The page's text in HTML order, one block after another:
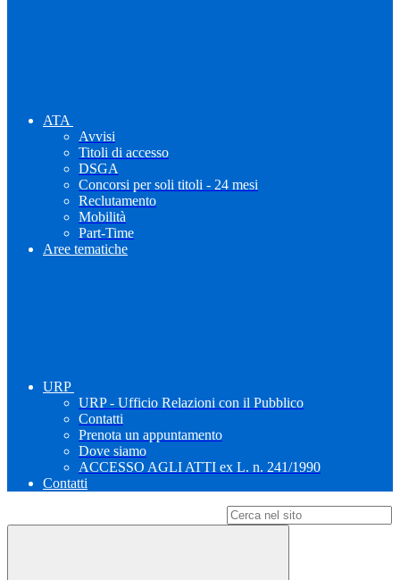
ATA
Avvisi
Titoli di accesso
DSGA
Concorsi per soli titoli - 24 mesi
Reclutamento
Mobilità
Part-Time
Aree tematiche
URP
URP - Ufficio Relazioni con il Pubblico
Contatti
Prenota un appuntamento
Dove siamo
ACCESSO AGLI ATTI ex L. n. 241/1990
Contatti